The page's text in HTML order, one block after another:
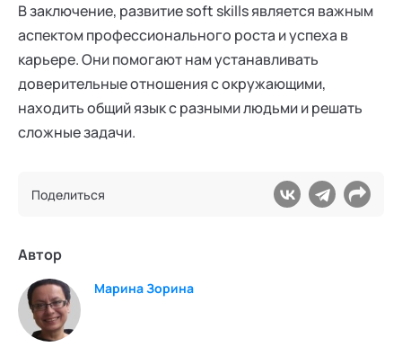
В заключение, развитие soft skills является важным
аспектом профессионального роста и успеха в
карьере. Они помогают нам устанавливать
доверительные отношения с окружающими,
находить общий язык с разными людьми и решать
сложные задачи.
Поделиться
Автор
Марина Зорина